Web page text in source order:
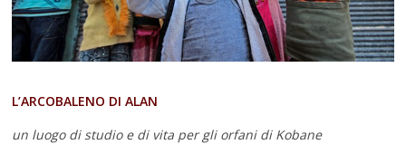
L’ARCOBALENO DI ALAN
un luogo di studio e di vita per gli orfani di Kobane